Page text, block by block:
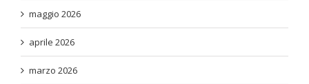
maggio 2026
aprile 2026
marzo 2026